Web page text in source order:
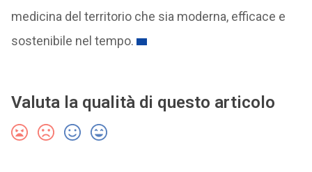
medicina del territorio che sia moderna, efficace e
sostenibile nel tempo.
Valuta la qualità di questo articolo